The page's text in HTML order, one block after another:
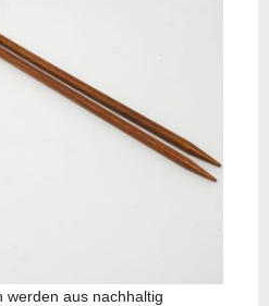
werden aus nachhaltig